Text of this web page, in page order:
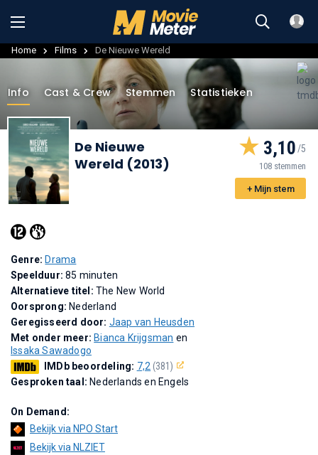
Home Films De Nieuwe Wereld
Info Cast & Crew Stemmen Statistieken
De Nieuwe
Wereld (2013)
3,10
108 stemmen
+ Mijn stem
Genre: Drama
Speelduur:85 minuten
Alternatieve titel: The New World
Oorsprong: Nederland
Geregisseerd door: Jaap van Heusden
Met onder meer: Bianca Krijgsman en
Issaka Sawadogo
IMDb beoordeling: 7,2 (381)
Gesproken taal: Nederlands en Engels
On Demand:
Bekijk via NPO Start
Bekijk via NLZIET